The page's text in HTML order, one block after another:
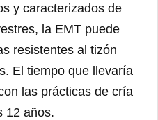
y caracterizados de
la EMT puede
resistentes al tizón
El tiempo que llevaría
las prácticas de cría
12 años.